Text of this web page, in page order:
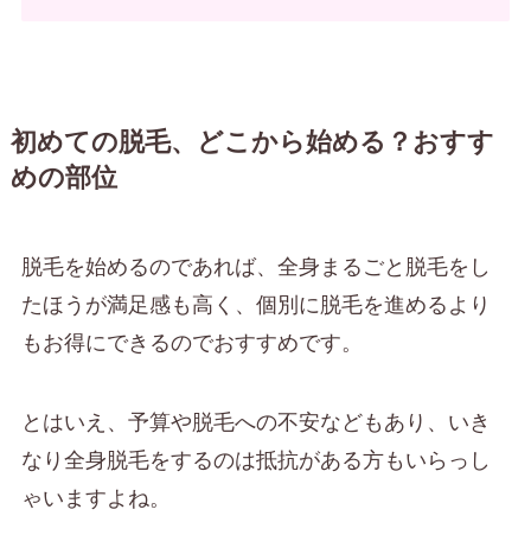
初めての脱毛、どこから始める？おすす
めの部位
脱毛を始めるのであれば、全身まるごと脱毛をし
たほうが満足感も高く、個別に脱毛を進めるより
もお得にできるのでおすすめです。
とはいえ、予算や脱毛への不安などもあり、いき
なり全身脱毛をするのは抵抗がある方もいらっし
ゃいますよね。